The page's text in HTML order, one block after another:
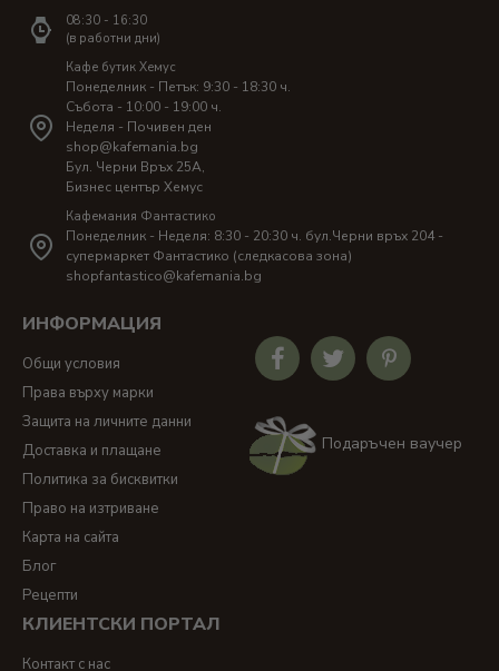
08:30 - 16:30
(в работни дни)
Кафе бутик Хемус
Понеделник - Петък: 9:30 - 18:30 ч.
Събота - 10:00 - 19:00 ч.
Неделя - Почивен ден
shop@kafemania.bg
Бул. Черни Връх 25A,
Бизнес център Хемус
Кафемания Фантастико
Понеделник - Неделя: 8:30 - 20:30 ч. бул.Черни връх 204 -
супермаркет Фантастико (следкасова зона)
shopfantastico@kafemania.bg
ИНФОРМАЦИЯ
Общи условия
Права върху марки
Защита на личните данни
Доставка и плащане
Политика за бисквитки
Право на изтриване
Карта на сайта
Блог
Рецепти
КЛИЕНТСКИ ПОРТАЛ
Контакт с нас
Подаръчен ваучер